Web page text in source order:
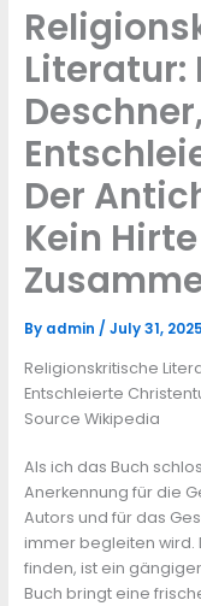
Literatur:
Der
Kein
By admin / July 31, 2025
Religionskritische
Entschleierte
Source Wikipedia
Als ich das Buch
Anerkennung für die
Autors und für das
immer begleiten wird.
finden, ist ein
Buch bringt eine